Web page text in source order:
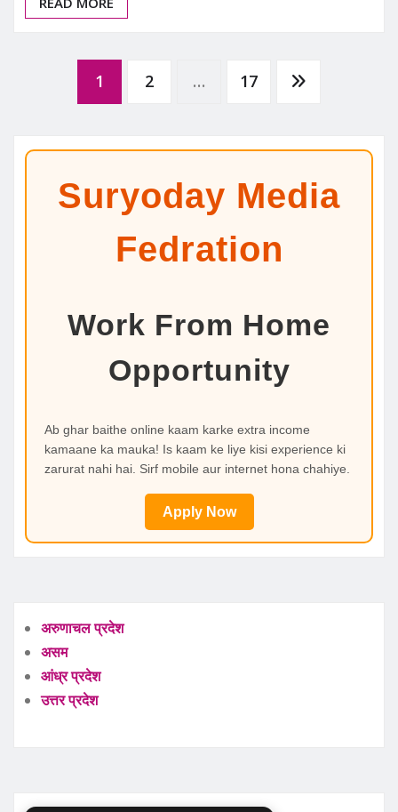
Posts
pagination
1 2 … 17
Suryoday Media
Fedration
Work From Home
Opportunity
Ab ghar baithe online kaam karke extra income
kamaane ka mauka! Is kaam ke liye kisi experience ki
zarurat nahi hai. Sirf mobile aur internet hona chahiye.
Apply Now
अरुणाचल प्रदेश
असम
आंध्र प्रदेश
उत्तर प्रदेश